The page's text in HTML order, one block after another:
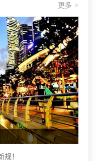
更多 >
规！